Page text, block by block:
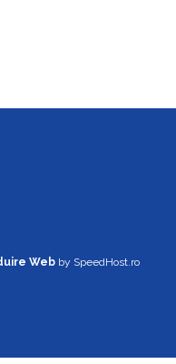
Web by SpeedHost.ro